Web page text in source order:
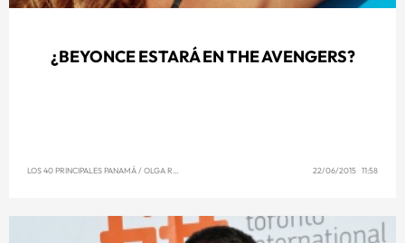
¿BEYONCE ESTARÁ EN THE AVENGERS?
LOS 40 PRINCIPALES PANAMÁ/ OLGA REYNA 22/06/2015 11:58